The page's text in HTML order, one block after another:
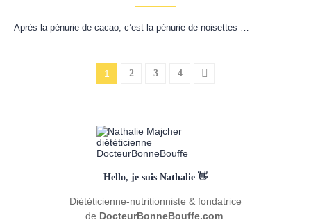
Après la pénurie de cacao, c’est la pénurie de noisettes …
1 2 3 4
Hello, je suis Nathalie 👋
Diététicienne-nutritionniste & fondatrice
de DocteurBonneBouffe.com